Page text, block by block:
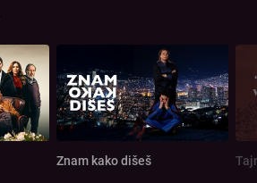
Znam kako dišeš